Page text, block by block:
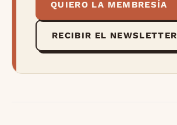
QUIERO LA MEMBRESÍA
RECIBIR EL NEWSLETTER